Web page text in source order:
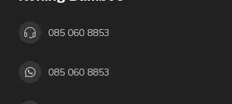
085 060 8853
085 060 8853